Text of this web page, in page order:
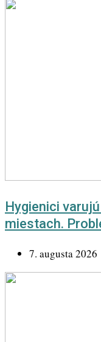
Hygienici
miestach.
7. augusta 2026